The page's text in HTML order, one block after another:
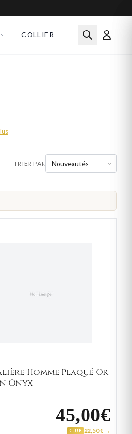
COLLIER
TRIER PAR
Onyx
Homme Plaqué Or
Onyx
45,00€
CLUB 22,50 € →